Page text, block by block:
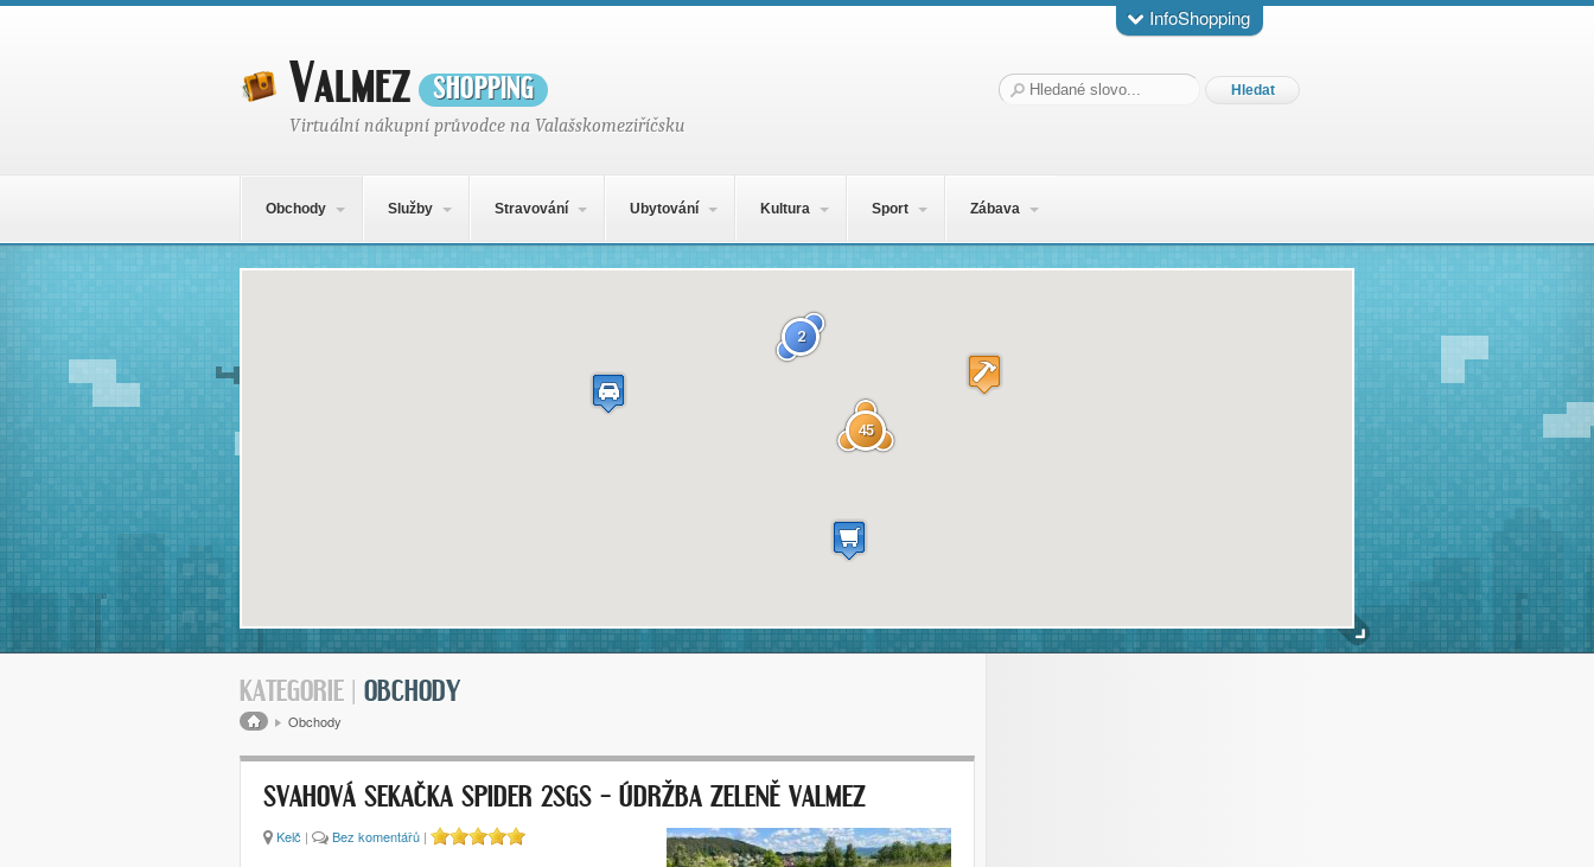
Valmezshopping
Virtuální nákupní průvodce na Valašskomeziříčsku
Hledat:
Obchody Služby Stravování Ubytování Kultura Sport Zábava
Mapa obsahu
45
2
KATEGORIE | OBCHODY
Drobečková navigace
Obchody
SVAHOVÁ SEKAČKA SPIDER 2SGS – ÚDRŽBA ZELENĚ VALMEZ
Kelč | Bez komentářů |
InfoShopping